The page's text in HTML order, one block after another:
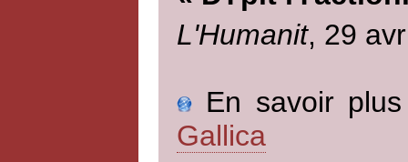
L'Humanit, 29
En savoir
Gallica